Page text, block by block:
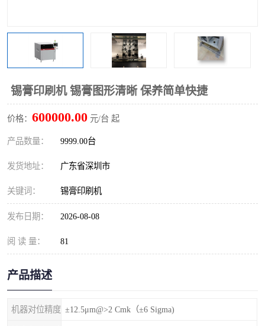
锡膏印刷机 锡膏图形清晰 保养简单快捷
价格： 600000.00 元/台 起
产品数量： 9999.00台
发货地址： 广东省深圳市
关键词： 锡膏印刷机
发布日期： 2026-08-08
阅 读 量： 81
产品描述
机器对位精度 ±12.5μm@>2 Cmk（±6 Sigma)